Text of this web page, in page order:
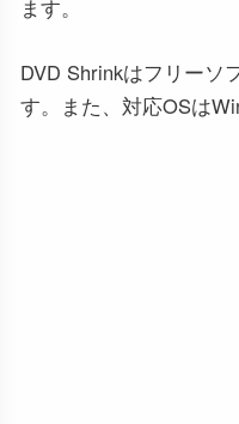
ます。
DVD Shrinkはフリーソ
す。また、対応OSは